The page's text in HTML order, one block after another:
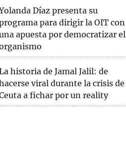
Díaz presenta su
para dirigir la OIT con
apuesta por democratizar el
historia de Jamal Jalil: de
viral durante la crisis de
a fichar por un reality